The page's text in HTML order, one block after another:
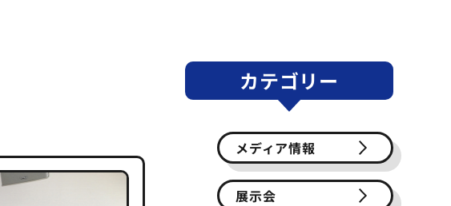
カテゴリー
メディア情報
展示会